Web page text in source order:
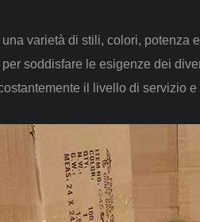
una varietà di stili, colori,
soddisfare le esigenze dei
il livello di servizio